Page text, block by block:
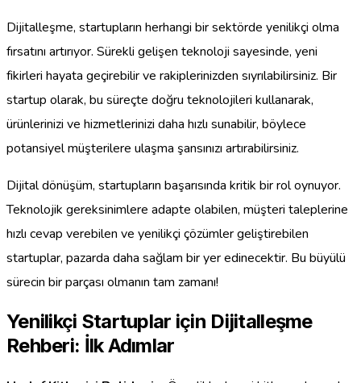
Dijitalleşme, startupların herhangi bir sektörde yenilikçi olma
fırsatını artırıyor. Sürekli gelişen teknoloji sayesinde, yeni
fikirleri hayata geçirebilir ve rakiplerinizden sıyrılabilirsiniz. Bir
startup olarak, bu süreçte doğru teknolojileri kullanarak,
ürünlerinizi ve hizmetlerinizi daha hızlı sunabilir, böylece
potansiyel müşterilere ulaşma şansınızı artırabilirsiniz.
Dijital dönüşüm, startupların başarısında kritik bir rol oynuyor.
Teknolojik gereksinimlere adapte olabilen, müşteri taleplerine
hızlı cevap verebilen ve yenilikçi çözümler geliştirebilen
startuplar, pazarda daha sağlam bir yer edinecektir. Bu büyülü
sürecin bir parçası olmanın tam zamanı!
Yenilikçi Startuplar için Dijitalleşme
Rehberi: İlk Adımlar